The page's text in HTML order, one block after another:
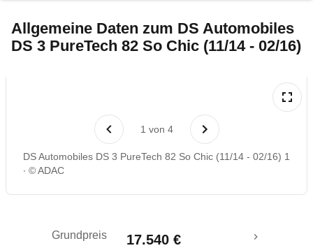
Technische Daten
Rückrufe & Mängel
Allgemeine Daten zum DS Automobiles
DS 3 PureTech 82 So Chic (11/14 - 02/16)
1 von 4
DS Automobiles DS 3 PureTech 82 So Chic (11/14 - 02/16) 1
© ADAC
Grundpreis 17.540 €